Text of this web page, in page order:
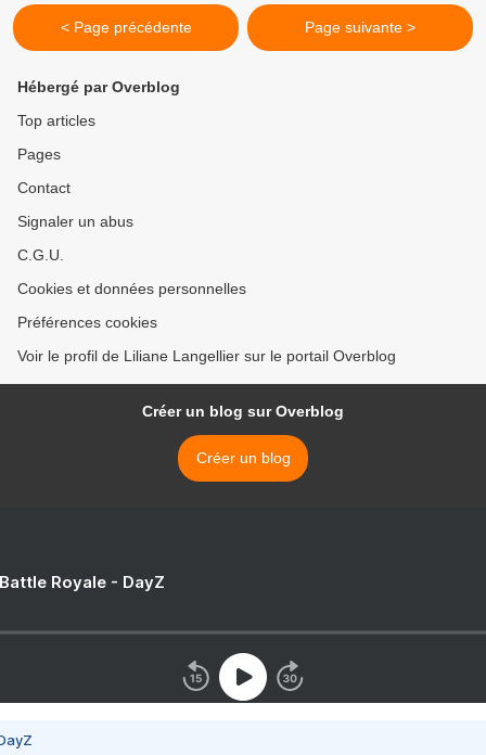
< Page précédente Page suivante >
Hébergé par Overblog
Top articles
Pages
Contact
Signaler un abus
C.G.U.
Cookies et données personnelles
Préférences cookies
Voir le profil de Liliane Langellier sur le portail Overblog
Créer un blog sur Overblog
Créer un blog
Royale - DayZ